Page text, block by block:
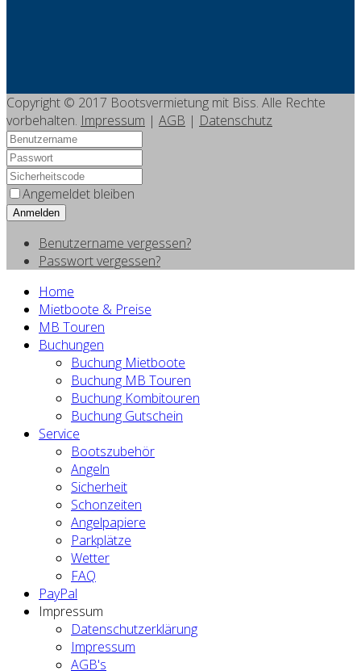
Copyright © 2017 Bootsvermietung mit Biss. Alle Rechte
vorbehalten. Impressum | AGB | Datenschutz
Angemeldet bleiben
Anmelden
Benutzername vergessen?
Passwort vergessen?
Home
Mietboote & Preise
MB Touren
Buchungen
Buchung Mietboote
Buchung MB Touren
Buchung Kombitouren
Buchung Gutschein
Service
Bootszubehör
Angeln
Sicherheit
Schonzeiten
Angelpapiere
Parkplätze
Wetter
FAQ
PayPal
Impressum
Datenschutzerklärung
Impressum
AGB's